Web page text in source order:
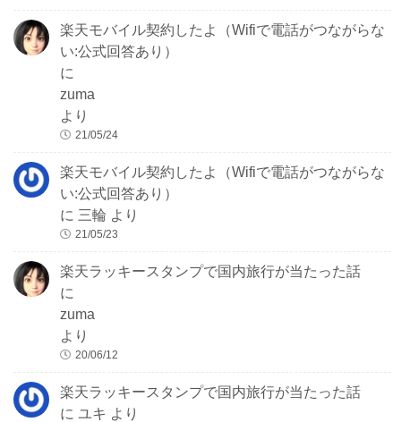
楽天モバイル契約したよ（Wifiで電話がつながらな
い:公式回答あり）
に
zuma
より
21/05/24
楽天モバイル契約したよ（Wifiで電話がつながらな
い:公式回答あり）
に三輪 より
21/05/23
楽天ラッキースタンプで国内旅行が当たった話
に
zuma
より
20/06/12
楽天ラッキースタンプで国内旅行が当たった話
にユキ より